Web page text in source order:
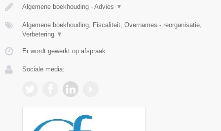
Algemene boekhouding - Advies ▼
Algemene boekhouding, Fiscaliteit, Overnames - reorganisatie,
Verbetering ▼
Er wordt gewerkt op afspraak.
Sociale media: